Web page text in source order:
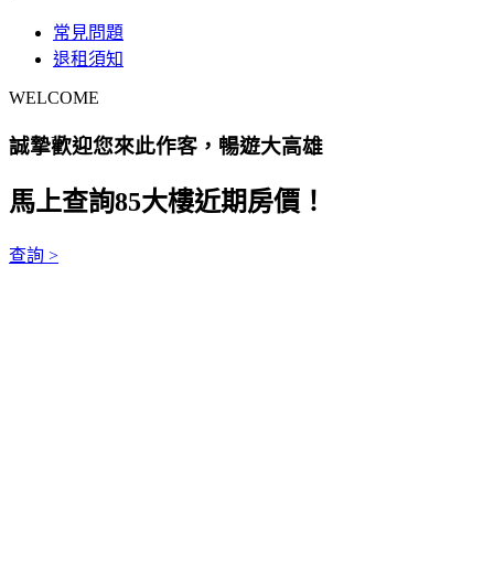
常見問題
退租須知
WELCOME
誠摯歡迎您來此作客，暢遊大高雄
馬上查詢85大樓近期房價！
查詢 >